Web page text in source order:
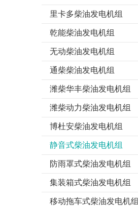
里卡多柴油发电机组
乾能柴油发电机组
无动柴油发电机组
通柴柴油发电机组
潍柴华丰柴油发电机组
潍柴动力柴油发电机组
博杜安柴油发电机组
静音式柴油发电机组
防雨罩式柴油发电机组
集装箱式柴油发电机组
移动拖车式柴油发电机组